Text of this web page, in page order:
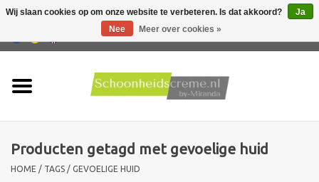
Producten
Producten getagd met gevoelige huid
HOME / TAGS / GEVOELIGE HUID
Wij slaan cookies op om onze website te verbeteren. Is dat akkoord?
Ja
Nee
Meer over cookies »